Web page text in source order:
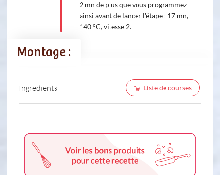
2 mn de plus que vous programmez
ainsi avant de lancer l'étape : 17 mn,
140 °C, vitesse 2.
Montage :
Ingredients Liste de courses